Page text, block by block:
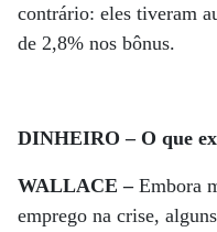
contrário: eles tiveram
de 2,8% nos bônus.
DINHEIRO – O que
WALLACE –Embora
emprego na crise,